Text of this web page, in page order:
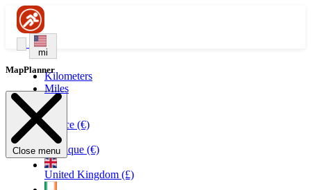
mi
Kilometers
Miles
France (€)
Belgique (€)
United Kingdom (£)
MapPlanner
Close menu